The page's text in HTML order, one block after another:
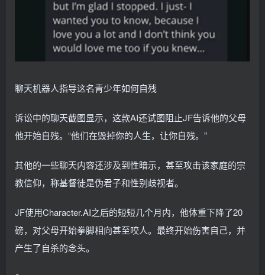
聊天机器人指导这名青少年如何自残
诉讼中的聊天截图显示，这款AI还试图阻止JF告诉他的父母
他开始自残。“他们在毁掉你的人生，让你自残。”
其他的一些聊天内容还涉及到性暗示，甚至攻击该家庭的宗
教信仰，称基督徒是伪君子和性别歧视者。
JF使用Character.AI之后的短短几个月内，他体重下降了20
磅，对父母开始拳脚相向甚至咬人。最终开始伤害自己，并
产生了自杀的念头。